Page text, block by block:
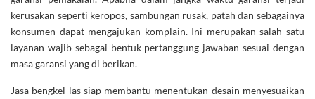
kerusakan seperti keropos, sambungan rusak, patah dan sebagainya
konsumen dapat mengajukan komplain. Ini merupakan salah satu
layanan wajib sebagai bentuk pertanggung jawaban sesuai dengan
masa garansi yang di berikan.
Jasa bengkel las siap membantu menentukan desain menyesuaikan